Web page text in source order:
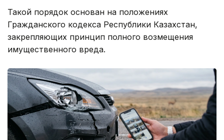
Такой порядок основан на положениях
Гражданского кодекса Республики Казахстан,
закрепляющих принцип полного возмещения
имущественного вреда.